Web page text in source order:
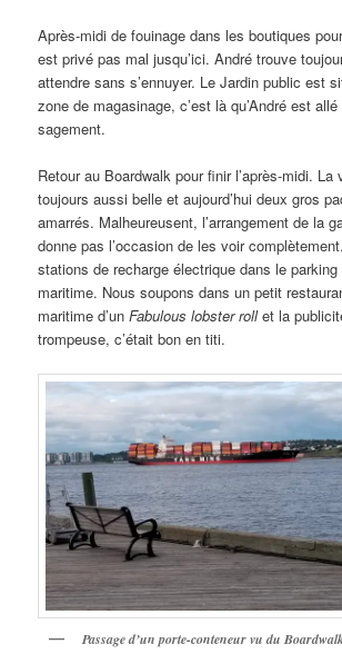
Après-midi de fouinage dans les boutiques
est privé pas mal jusqu’ici. André trouve
attendre sans s’ennuyer. Le Jardin public est
zone de magasinage, c’est là qu’André est
sagement.
Retour au Boardwalk pour finir l’après-midi.
toujours aussi belle et aujourd’hui deux gros
amarrés. Malheureusent, l’arrangement de la
donne pas l’occasion de les voir
stations de recharge électrique dans le parking
maritime. Nous soupons dans un petit
maritime d’unFabulous lobster rollet la
trompeuse, c’était bon en titi.
Passage d’un porte-conteneur vu du